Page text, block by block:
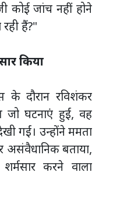
कोई जांच नहीं होने
हैं?"
किया
के दौरान रविशंकर
घटनाएं हुईं, वह
गईं। उन्होंने ममता
बताया,
शर्मसार करने वाला